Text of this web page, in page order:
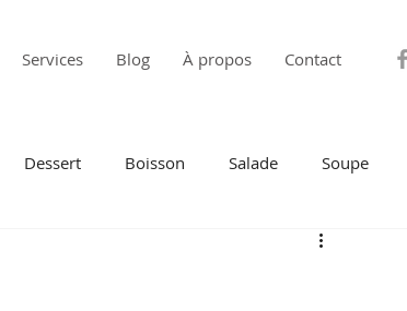
Services Blog À propos Contact
Dessert Boisson Salade Soupe
A Partager